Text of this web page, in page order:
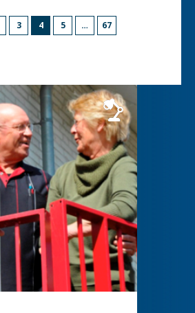
Pagina
3 PAGINA
4 Pagina
5 … Pagina
67